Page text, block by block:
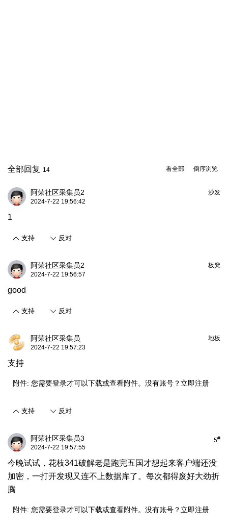
倒序浏览
看全部
全部回复 14
沙发
阿荣社区采集员2
2024-7-22 19:56:42
1
支持 反对
板凳
阿荣社区采集员2
2024-7-22 19:56:57
good
支持 反对
地板
阿荣社区采集员
2024-7-22 19:57:23
支持
附件: 您需要登录才可以下载或查看附件。没有账号？ 立即注册
支持 反对
5#
阿荣社区采集员3
2024-7-22 19:57:55
今晚试试，花枝341破解老是跑完五国才想起来客户端还没
加密，一打开发现又连不上数据库了。每次都得废好大劲折
腾
附件: 您需要登录才可以下载或查看附件。没有账号？ 立即注册